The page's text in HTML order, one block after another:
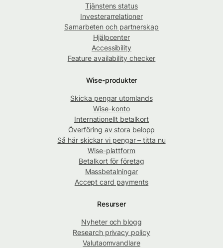
Tjänstens status
Investerarrelationer
Samarbeten och partnerskap
Hjälpcenter
Accessibility
Feature availability checker
Wise-produkter
Skicka pengar utomlands
Wise-konto
Internationellt betalkort
Överföring av stora belopp
Så här skickar vi pengar – titta nu
Wise-plattform
Betalkort för företag
Massbetalningar
Accept card payments
Resurser
Nyheter och blogg
Research privacy policy
Valutaomvandlare